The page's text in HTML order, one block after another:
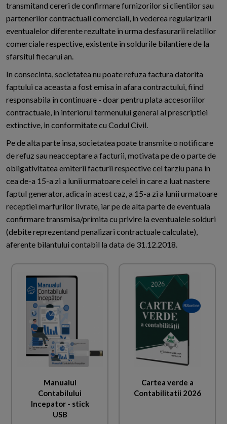
transmitand cereri de confirmare furnizorilor si clientilor sau
partenerilor contractuali comerciali, in vederea regularizarii
eventualelor diferente rezultate in urma desfasurarii relatiilor
comerciale respective, existente in soldurile bilantiere de la
sfarsitul fiecarui an.
In consecinta, societatea nu poate refuza factura datorita
faptului ca aceasta a fost emisa in afara contractului, fiind
responsabila in continuare - doar pentru plata accesoriilor
contractuale, in interiorul termenului general al prescriptiei
extinctive, in conformitate cu Codul Civil.
Pe de alta parte insa, societatea poate transmite o notificare
de refuz sau neacceptare a facturii, motivata pe de o parte de
obligativitatea emiterii facturii respective cel tarziu pana in
cea de-a 15-a zi a lunii urmatoare celei in care a luat nastere
faptul generator, adica in acest caz, a 15-a zi a lunii urmatoare
receptiei marfurilor livrate, iar pe de alta parte de eventuala
confirmare transmisa/primita cu privire la eventualele solduri
(debite reprezentand penalizari contractuale calculate),
aferente bilantului contabil la data de 31.12.2018.
Manualul
Contabilului
Incepator - stick
USB
Cartea verde a
Contabilitatii 2026